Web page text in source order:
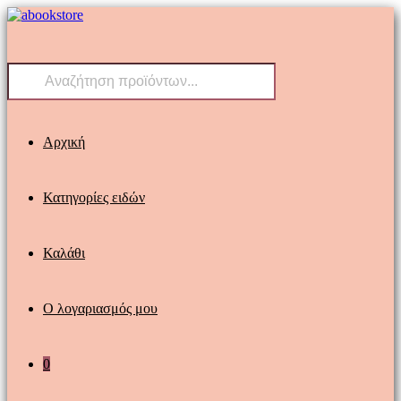
Skip
Products
Αρχική
Κατηγορίες ειδών
Καλάθι
Ο λογαριασμός μου
0